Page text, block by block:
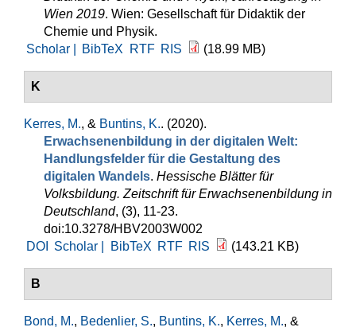
Wien 2019. Wien: Gesellschaft für Didaktik der
Chemie und Physik.
Scholar |
BibTeX RTF RIS (18.99 MB)
K
Kerres, M., & Buntins, K.. (2020).
Erwachsenenbildung in der digitalen Welt:
Handlungsfelder für die Gestaltung des
digitalen Wandels. Hessische Blätter für
Volksbildung. Zeitschrift für Erwachsenenbildung in
Deutschland, (3), 11-23.
doi:10.3278/HBV2003W002
DOI
Scholar | BibTeX RTF RIS (143.21 KB)
B
Bond, M., Bedenlier, S., Buntins, K., Kerres, M., &